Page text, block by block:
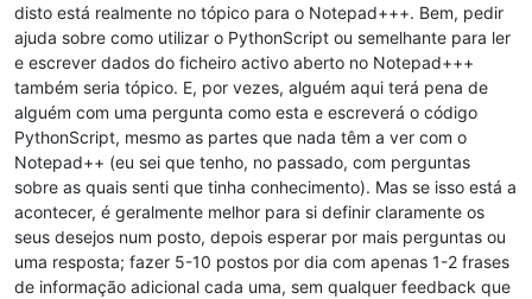
disto está realmente no tópico para o Notepad+++. Bem, pedir
ajuda sobre como utilizar o PythonScript ou semelhante para ler
e escrever dados do ficheiro activo aberto no Notepad+++
também seria tópico. E, por vezes, alguém aqui terá pena de
alguém com uma pergunta como esta e escreverá o código
PythonScript, mesmo as partes que nada têm a ver com o
Notepad++ (eu sei que tenho, no passado, com perguntas
sobre as quais senti que tinha conhecimento). Mas se isso está a
acontecer, é geralmente melhor para si definir claramente os
seus desejos num posto, depois esperar por mais perguntas ou
uma resposta; fazer 5-10 postos por dia com apenas 1-2 frases
de informação adicional cada uma, sem qualquer feedback que